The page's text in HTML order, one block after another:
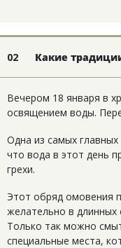
02 Какие
Вечером 18 января в
освящением воды.
Одна из самых
что вода в этот день
грехи.
Этот обряд омовения
желательно в длинных
Только так можно
специальные места,